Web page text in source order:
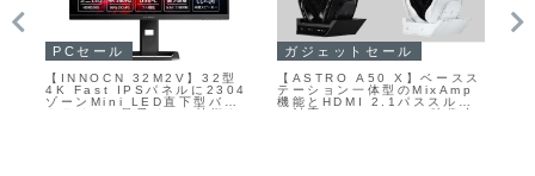
PCセール
【INNOCN 32M2V】32型
4K Fast IPSパネルに2304
ゾーンMini LED直下型バッ
クライトと量子ドット技術を
ガジェットセール
【ASTRO A50 X】ベースス
テーション一体型のMixAmp
機能とHDMI 2.1パススルー
に対応し、4K/120Hz映像出